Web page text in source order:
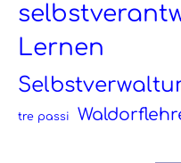
Lernen
tre passi